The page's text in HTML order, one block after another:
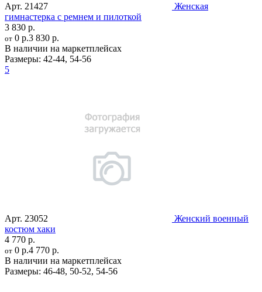
Арт. 21427
Женская
гимнастерка с ремнем и пилоткой
3 830 р.
от 0 р.3 830 р.
В наличии на маркетплейсах
Размеры: 42-44, 54-56
5
Арт. 23052
Женский военный
костюм хаки
4 770 р.
от 0 р.4 770 р.
В наличии на маркетплейсах
Размеры: 46-48, 50-52, 54-56